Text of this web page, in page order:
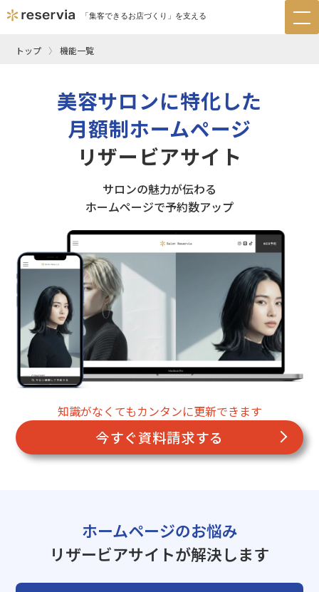
「集客できるお店づくり」を支える
トップ 機能一覧
美容サロンに特化した
月額制ホームページ
リザービアサイト
サロンの魅力が伝わる
ホームページで予約数アップ
知識がなくてもカンタンに更新できます
今すぐ資料請求する
ホームページのお悩み
リザービアサイトが解決します